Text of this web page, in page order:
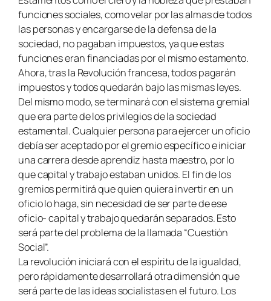
funciones sociales, como velar por las almas de todos
las personas y encargarse de la defensa de la
sociedad, no pagaban impuestos, ya que estas
funciones eran financiadas por el mismo estamento.
Ahora, tras la Revolución francesa, todos pagarán
impuestos y todos quedarán bajo las mismas leyes.
Del mismo modo, se terminará con el sistema gremial
que era parte de los privilegios de la sociedad
estamental. Cualquier persona para ejercer un oficio
debía ser aceptado por el gremio específico e iniciar
una carrera desde aprendiz hasta maestro, por lo
que capital y trabajo estaban unidos. El fin de los
gremios permitirá que quien quiera invertir en un
oficio lo haga, sin necesidad de ser parte de ese
oficio- capital y trabajo quedarán separados. Esto
será parte del problema de la llamada “Cuestión
Social”.
La revolución iniciará con el espíritu de la igualdad,
pero rápidamente desarrollará otra dimensión que
será parte de las ideas socialistas en el futuro. Los